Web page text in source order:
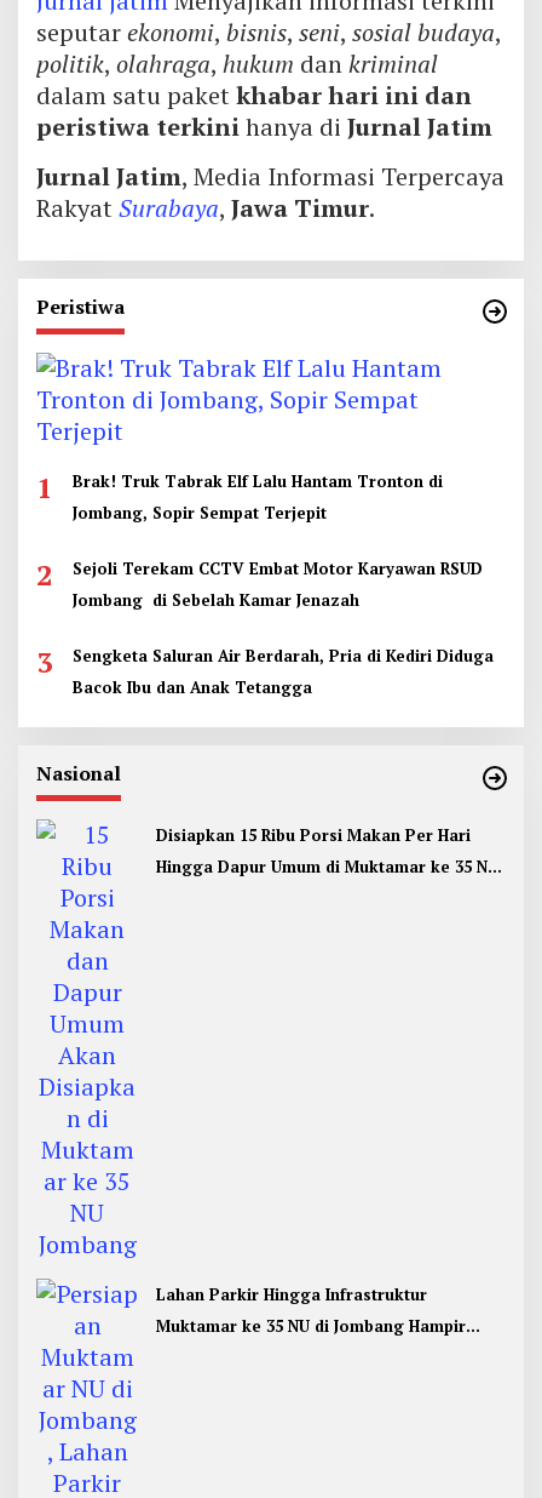
seputarekonomi, bisnis, seni, sosial budaya,
politik, olahraga, hukum dankriminal
dalam satu paketkhabar hari ini dan
peristiwa terkinihanya di Jurnal Jatim
Jurnal Jatim, Media Informasi Terpercaya
RakyatSurabaya, Jawa Timur.
Peristiwa
1
Brak! Truk Tabrak Elf Lalu Hantam Tronton di
Jombang, Sopir Sempat Terjepit
2
Sejoli Terekam CCTV Embat Motor Karyawan RSUD
Jombang di Sebelah Kamar Jenazah
3
Sengketa Saluran Air Berdarah, Pria di Kediri Diduga
Bacok Ibu dan Anak Tetangga
Nasional
Disiapkan 15 Ribu Porsi Makan Per Hari
Hingga Dapur Umum di Muktamar ke 35 NU
Lahan Parkir Hingga Infrastruktur
Muktamar ke 35 NU di Jombang Hampir